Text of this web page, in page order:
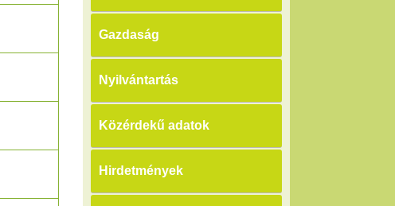
Gazdaság
Nyilvántartás
Közérdekű adatok
Hirdetmények